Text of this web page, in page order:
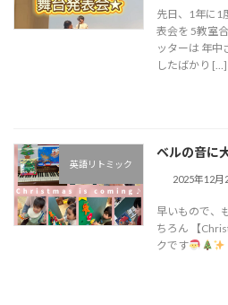
先日、1年に1
表会を 5教室
ッターは 年
したばかり […]
英語リトミック
ベルの音に
2025年12月
早いもので、
ちろん 【
クです